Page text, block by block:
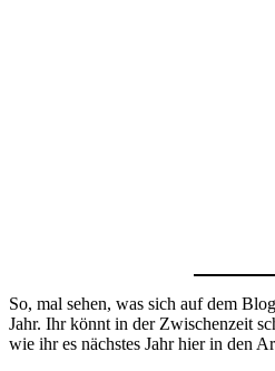
So, mal sehen, was sich auf dem
Jahr. Ihr könnt in der Zwischenzeit
wie ihr es nächstes Jahr hier in den